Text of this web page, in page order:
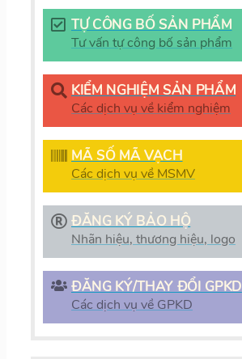
TỰ CÔNG BỐ SẢN PHẨM
Tư vấn tự công bố sản phẩm
KIỂM NGHIỆM SẢN PHẨM
Các dịch vụ về kiểm nghiệm
MÃ SỐ MÃ VẠCH
Các dịch vụ về MSMV
ĐĂNG KÝ BẢO HỘ
Nhãn hiệu, thương hiệu, logo
ĐĂNG KÝ/THAY ĐỔI GPKD
Các dịch vụ về GPKD